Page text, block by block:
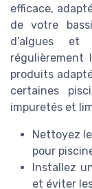
efficace,
de votre
d’algues
produits
certaines
impuretés et
Nettoyez
pour
Installez
et éviter